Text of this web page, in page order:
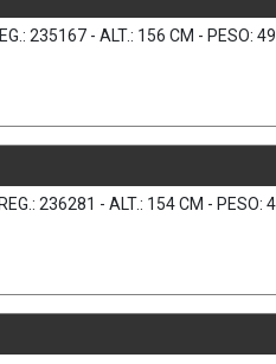
235167 - ALT.: 156 CM - PESO:
236281 - ALT.: 154 CM - PESO: